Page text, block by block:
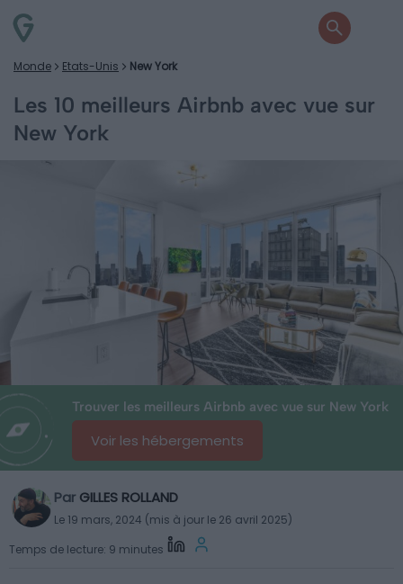
Monde Etats-Unis New York
Les 10 meilleurs Airbnb avec vue sur
New York
Trouver les meilleurs Airbnb avec vue sur New York
Voir les hébergements
Par GILLES ROLLAND
Le 19 mars, 2024 (mis à jour le 26 avril 2025)
Temps de lecture: 9 minutes